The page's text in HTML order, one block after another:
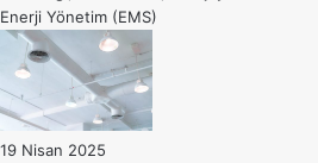
Enerji Yönetim (EMS)
19 Nisan 2025